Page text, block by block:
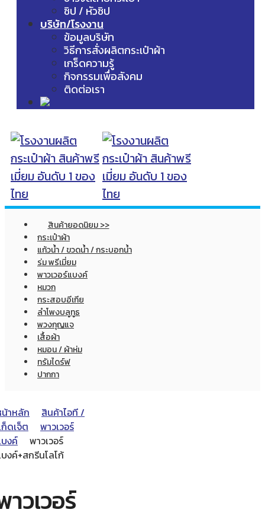
ซิป / หัวซิป
บริษัท/โรงงาน
ข้อมูลบริษัท
วิธีการสั่งผลิตกระเป๋าผ้า
เกร็ดความรู้
กิจกรรมเพื่อสังคม
ติดต่อเรา
สินค้ายอดนิยม >>
กระเป๋าผ้า
แก้วน้ำ / ขวดน้ำ / กระบอกน้ำ
ร่ม พรีเมี่ยม
พาวเวอร์แบงค์
หมวก
กระสอบอีเกีย
ลำโพงบลูทูธ
พวงกุญแจ
เสื้อผ้า
หมอน / ผ้าห่ม
ทรัมไดร์ฟ
ปากกา
าหลัก
สินค้าไอที /
ดเจ็ต
พาวเวอร์
งค์
พาวเวอร์
งค์+สกรีนโลโก้
าวเวอร์